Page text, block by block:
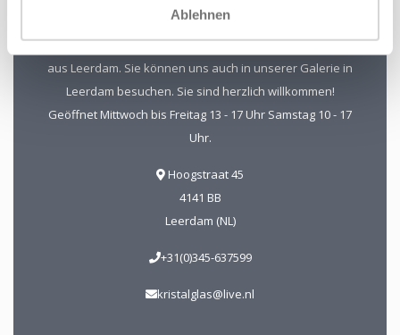
Ablehnen
Kristal-Glas Leerdam
Kristal-Glas ist der Online-Shop für Glaskunst und Kristall
aus Leerdam. Sie können uns auch in unserer Galerie in
Leerdam besuchen. Sie sind herzlich willkommen!
Geöffnet Mittwoch bis Freitag 13 - 17 Uhr Samstag 10 - 17
Uhr.
Hoogstraat 45
4141 BB
Leerdam (NL)
+31(0)345-637599
kristalglas@live.nl